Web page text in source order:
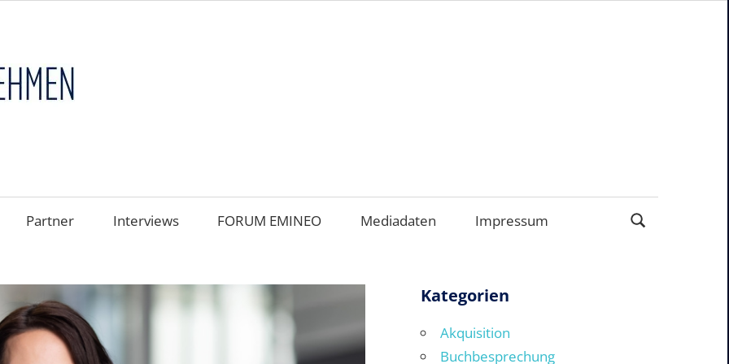
Partner Interviews FORUM EMINEO Mediadaten Impressum
Kategorien
Akquisition
Buchbesprechung